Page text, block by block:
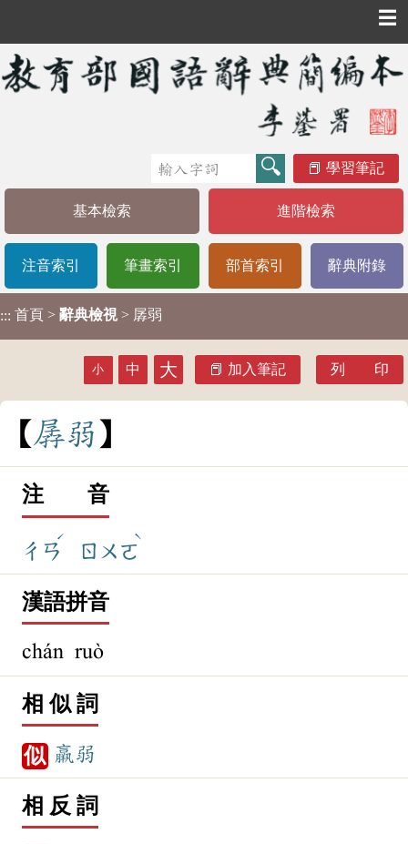
☰
學習筆記
基本檢索 進階檢索
注音索引 筆畫索引 部首索引 辭典附錄
::: 首頁 > 辭典檢視 > 孱弱
小 中 大 加入筆記 列 印
孱弱
注 音
ㄔㄢ
ˊ
ㄖㄨㄛ
ˋ
漢語拼音
chán ruò
相 似 詞
似 羸弱
相 反 詞